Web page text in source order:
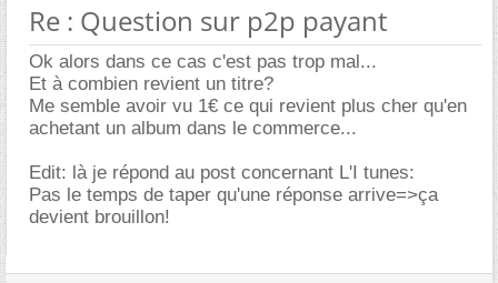
Re : Question sur p2p payant
Ok alors dans ce cas c'est pas trop mal...
Et à combien revient un titre?
Me semble avoir vu 1€ ce qui revient plus cher qu'en
achetant un album dans le commerce...
Edit: là je répond au post concernant L'I tunes:
Pas le temps de taper qu'une réponse arrive=>ça
devient brouillon!